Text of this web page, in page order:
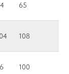
65
108
100